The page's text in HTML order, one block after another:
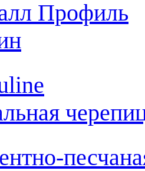
Профиль